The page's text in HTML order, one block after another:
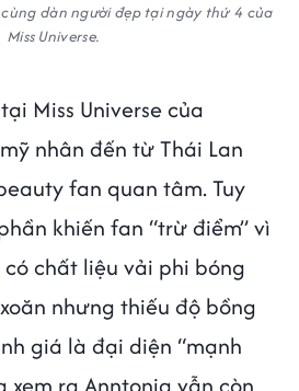
dàn người đẹp tại ngày thứ 4 của
Miss Universe.
Miss Universe của
nhân đến từ Thái Lan
fan quan tâm. Tuy
khiến fan “trừ điểm” vì
chất liệu vải phi bóng
nhưng thiếu độ bồng
giá là đại diện “mạnh